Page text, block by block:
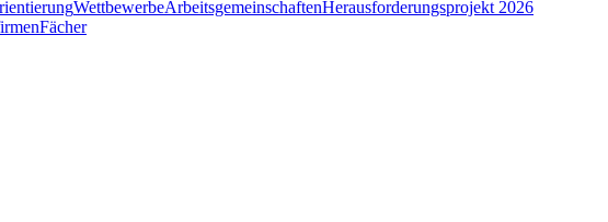
WettbewerbeArbeitsgemeinschaftenHerausforderungsprojekt 2026
Fächer